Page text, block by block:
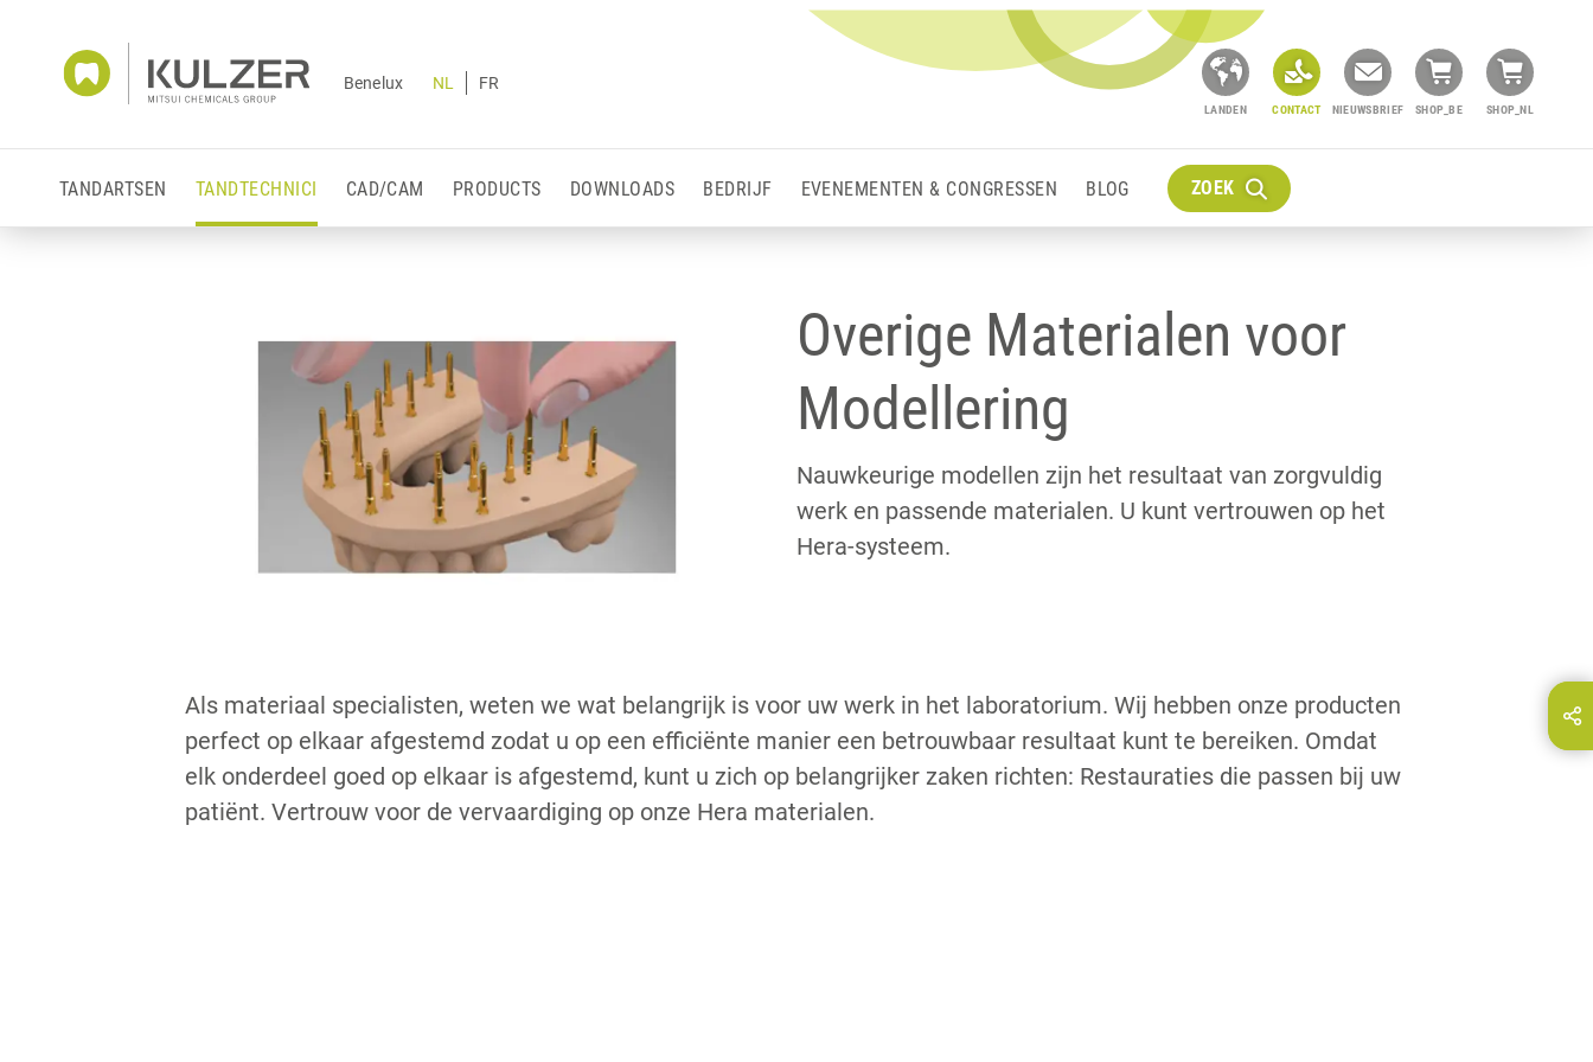
Benelux NL FR
LANDEN CONTACT NIEUWSBRIEF SHOP_BE SHOP_NL
TANDARTSEN TANDTECHNICI CAD/CAM PRODUCTS DOWNLOADS BEDRIJF EVENEMENTEN & CONGRESSEN BLOG ZOEK
Deel deze pagina via...
Overige Materialen voor
Modellering
Nauwkeurige modellen zijn het resultaat van zorgvuldig
werk en passende materialen. U kunt vertrouwen op het
Hera-systeem.
Als materiaal specialisten, weten we wat belangrijk is voor uw werk in het laboratorium. Wij hebben onze producten
perfect op elkaar afgestemd zodat u op een efficiënte manier een betrouwbaar resultaat kunt te bereiken. Omdat
elk onderdeel goed op elkaar is afgestemd, kunt u zich op belangrijker zaken richten: Restauraties die passen bij uw
patiënt. Vertrouw voor de vervaardiging op onze Hera materialen.